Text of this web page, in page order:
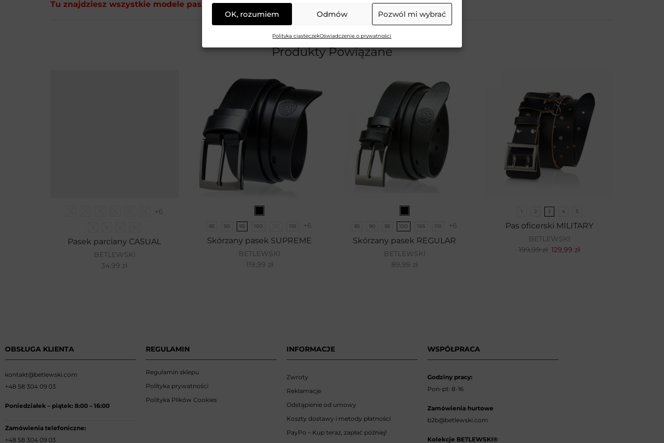
OK, rozumiem Odmów Pozwól mi wybrać
Polityka ciasteczekOświadczenie o prywatności
Tu znajdziesz wszystkie modele pasków, do których pasują obrotowe klamry C30.
Produkty Powiązane
+6
Pasek parciany CASUAL
BETLEWSKI
34,99 zł
85 90 95 100 110 +6
Skórzany pasek SUPREME
BETLEWSKI
119,99 zł
85 90 95 100 105 110 +6
Skórzany pasek REGULAR
BETLEWSKI
89,99 zł
1 2 3 4 5
Pas oficerski MILITARY
BETLEWSKI
199,99zł 129,99zł
OBSŁUGA KLIENTA
kontakt@betlewski.com
+48 58 304 09 03
Poniedziałek – piątek: 8:00 – 16:00
Zamówienia telefoniczne:
+48 58 304 09 03
REGULAMIN
Regulamin sklepu
Polityka prywatności
Polityka Plików Cookies
INFORMACJE
Zwroty
Reklamacje
Odstąpienie od umowy
Koszty dostawy i metody płatności
PayPo – Kup teraz, zapłać później!
WSPÓŁPRACA
Godziny pracy:
Pon-pt: 8-16
Zamówienia hurtowe
b2b@betlewski.com
Kolekcje BETLEWSKI®